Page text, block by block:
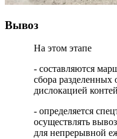
Вывоз
На этом этапе
- составляются
сбора разделенных
дислокацией
- определяется
осуществлять
для непрерывной